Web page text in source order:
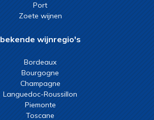
Port
Zoete wijnen
bekende wijnregio's
Bordeaux
Bourgogne
Champagne
Languedoc-Roussillon
Piemonte
Toscane